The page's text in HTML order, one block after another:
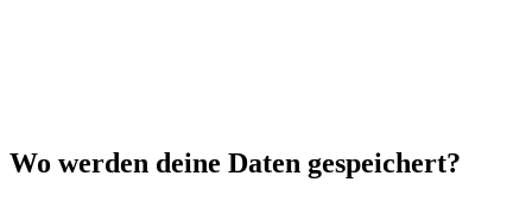
Wo werden deine Daten gespeichert?